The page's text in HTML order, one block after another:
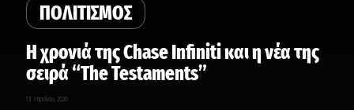
ΠΟΛΙΤΙΣΜΟΣ
Η χρονιά της Chase Infiniti και η νέα της
σειρά “The Testaments”
13 Απριλίου, 2026